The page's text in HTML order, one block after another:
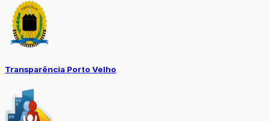
Transparência Porto Velho